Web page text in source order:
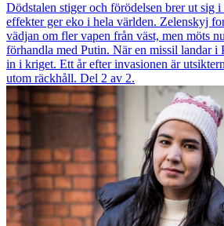
Dödstalen stiger och förödelsen brer ut sig
effekter ger eko i hela världen. Zelenskyj
vädjan om fler vapen från väst, men möts
förhandla med Putin. När en missil landar i
in i kriget. Ett år efter invasionen är
utom räckhåll. Del 2 av 2.